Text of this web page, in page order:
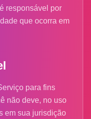
responsável por
que ocorra em
para fins
não deve, no uso
em sua jurisdição